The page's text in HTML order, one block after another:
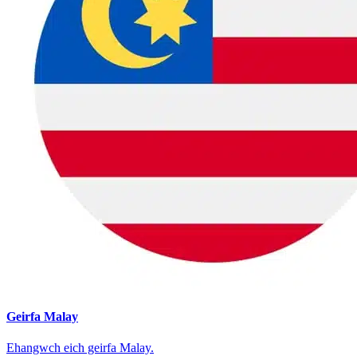
Geirfa Malay
Ehangwch eich geirfa Malay.